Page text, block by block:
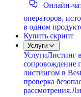
Онлайн-
операторов,
в одном
Купить скрипт
Услуги
УслугиЛистинг
сопровождение
листингом в
проверка
рассмотрения.